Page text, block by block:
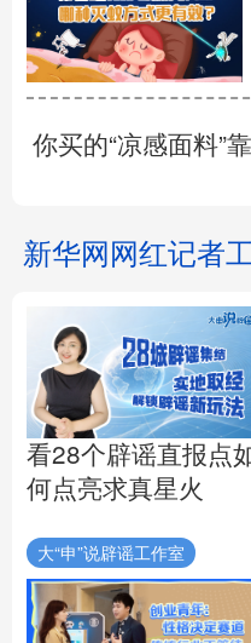
你买的“凉感面料”
新华网网红记者
看28个辟谣直报点
何点亮求真星火
大“申”说辟谣工作室